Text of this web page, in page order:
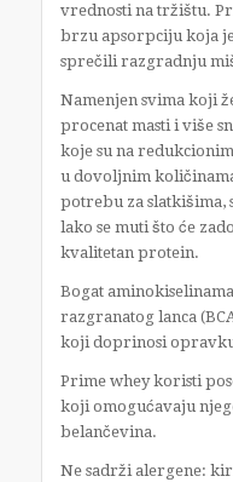
vrednosti na tržištu.
brzu apsorpciju koja
sprečili razgradnju
Namenjen svima koji
procenat masti i više
koje su na
u dovoljnim
potrebu za slatkišima,
lako se muti što će
kvalitetan protein.
Bogat
razgranatog lanca
koji doprinosi
Prime whey koristi
koji omogućavaju
belančevina.
Ne sadrži alergene: